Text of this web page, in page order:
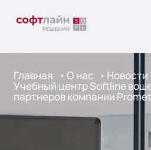
Главная О нас Новости
Учебный центр Softline
партнеров компании